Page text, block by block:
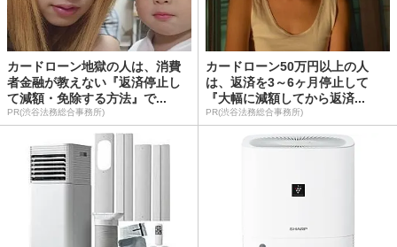
カードローン地獄の人は、消費
者金融が教えない『返済停止し
て減額・免除する方法』で...
PR(渋谷法務総合事務所)
カードローン50万円以上の人
は、返済を3～6ヶ月停止して
『大幅に減額してから返済...
PR(渋谷法務総合事務所)